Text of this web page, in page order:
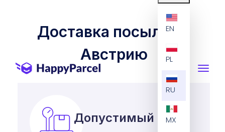
EN
PL
RU
MX
Доставка посылок в
Австрию
Допустимый вес